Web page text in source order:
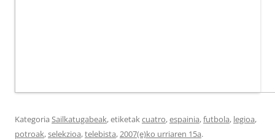
Kategoria Sailkatugabeak, etiketak cuatro,espainia,futbola, legioa,
potroak,selekzioa,telebista, 2007(e)ko urriaren 15a.